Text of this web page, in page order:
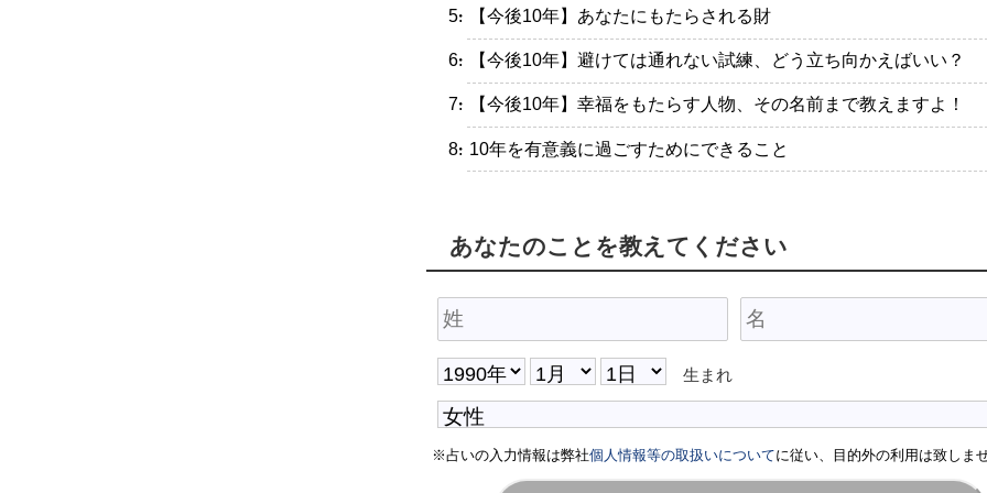
・【今後10年】あなたにもたらされる財
・【今後10年】避けては通れない試練、どう立ち向かえばいい？
・【今後10年】幸福をもたらす人物、その名前まで教えますよ！
・10年を有意義に過ごすためにできること
あなたのことを教えてください
生まれ
※占いの入力情報は弊社個人情報等の取扱いについてに従い、目的外の利用は致しま